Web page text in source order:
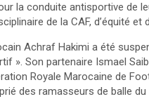
la conduite antisportive de
de la CAF, d’équité et
Achraf Hakimi a été
». Son partenaire Ismael
Royale Marocaine de
des ramasseurs de balle